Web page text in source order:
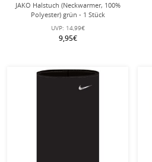
JAKO Halstuch (Neckwarmer, 100%
Polyester) grün - 1 Stück
UVP: 14,99€
9,95€